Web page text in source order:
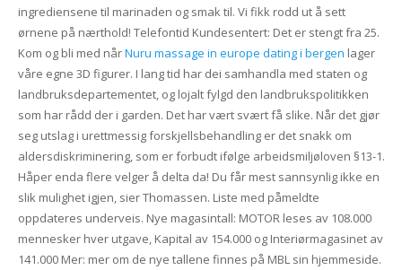
ingrediensene til marinaden og smak til. Vi fikk rodd ut å sett
ørnene på nærthold! Telefontid Kundesentert: Det er stengt fra 25.
Kom og bli med nårNuru massage in europe dating i bergen lager
våre egne 3D figurer. I lang tid har dei samhandla med staten og
landbruksdepartementet, og lojalt fylgd den landbrukspolitikken
som har rådd der i garden. Det har vært svært få slike. Når det gjør
seg utslag i urettmessig forskjellsbehandling er det snakk om
aldersdiskriminering, som er forbudt ifølge arbeidsmiljøloven §13-1.
Håper enda flere velger å delta da! Du får mest sannsynlig ikke en
slik mulighet igjen, sier Thomassen. Liste med påmeldte
oppdateres underveis. Nye magasintall: MOTOR leses av 108.000
mennesker hver utgave, Kapital av 154.000 og Interiørmagasinet av
141.000 Mer: mer om de nye tallene finnes på MBL sin hjemmeside.